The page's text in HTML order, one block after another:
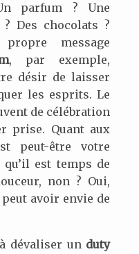
parfum ? Une
Des chocolats ?
message
, par exemple,
désir de laisser
les esprits. Le
de célébration
prise. Quant aux
peut-être votre
est temps de
non ? Oui,
avoir envie de
dévaliser un duty